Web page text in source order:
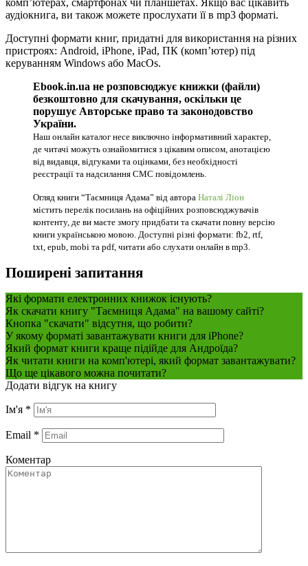
аудіокнига, ви також можете прослухати її в mp3 форматі.
Доступні формати книг, придатні для використання на різних
пристроях: Android, iPhone, iPad, ПК (комп’ютер) під
керуванням Windows або MacOs.
Ebook.in.ua не розповсюджує книжки (файли)
безкоштовно для скачування, оскільки це
порушує Авторське право та законодовство
України.
Наш онлайн каталог несе виключно інформативний характер,
де читачі можуть ознайомитися з цікавим описом, анотацією
від видавця, відгуками та оцінками, без необхідності
реєстрації та надсилання СМС повідомлень.
Огляд книги “Таємниця Адама” від автора Наталі Ліон
містить перелік посилань на офіційних розповсюджувачів
контенту, де ви маєте змогу придбати та скачати повну версію
книги українською мовою. Доступні різні формати: fb2, rtf,
txt, epub, mobi та pdf, читати або слухати онлайн в mp3.
Поширені запитання
Які формати електронних книжок існують?
Як скачати книгу "Таємниця Адама" на вашому сайті?
Кнопка "скачати" відсутня, що робити?
У якому форматі завантажувати книги для iPhone?
Який формат книги краще підійде для Андроїда?
Як читати книги на комп'ютері, який формат завантажувати?
Що ще цікавого можна почитати?
Додати відгук на книгу
Ім'я *
Email *
Коментар